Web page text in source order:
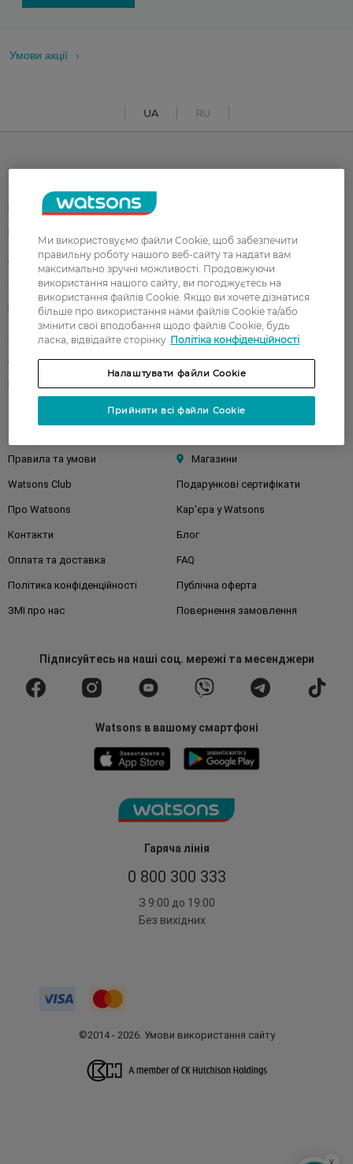
Умови акції
UA RU
Гаряча лінія
0 800 300 333
З 9:00 до 19:00
Без вихідних
Корейска косметика
Здоров'я
Акції Макіяж
Обличчя Тіло
Подарунки Діти
Волосся
Аксесуари Дерматокосметика
Бренди
Правила та умови Магазини
Watsons Club Подарункові сертифікати
Про Watsons Кар'єра у Watsons
Контакти Блог
Оплата та доставка FAQ
Політика конфіденційності Публічна оферта
ЗМІ про нас Повернення замовлення
Підписуйтесьна наші соц. мережі та месенджери
Watsons в вашому смартфоні
©2014 - 2026. Умови використання сайту
x
Ми використовуємо файли Cookie, щоб забезпечити
правильну роботу нашого веб-сайту та надати вам
максимально зручні можливості. Продовжуючи
використання нашого сайту, ви погоджуєтесь на
використання файлів Cookie. Якщо ви хочете дізнатися
більше про використання нами файлів Cookie та/або
змінити свої вподобання щодо файлів Cookie, будь
ласка, відвідайте сторінку Політіка конфіденційності
Налаштувати файли Cookie
Прийняти всі файли Cookie